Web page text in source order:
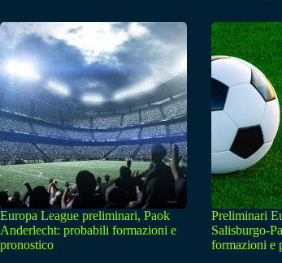
Europa League preliminari, Paok
Anderlecht: probabili formazioni e
pronostico
Preliminari
Salisburgo-
formazioni e